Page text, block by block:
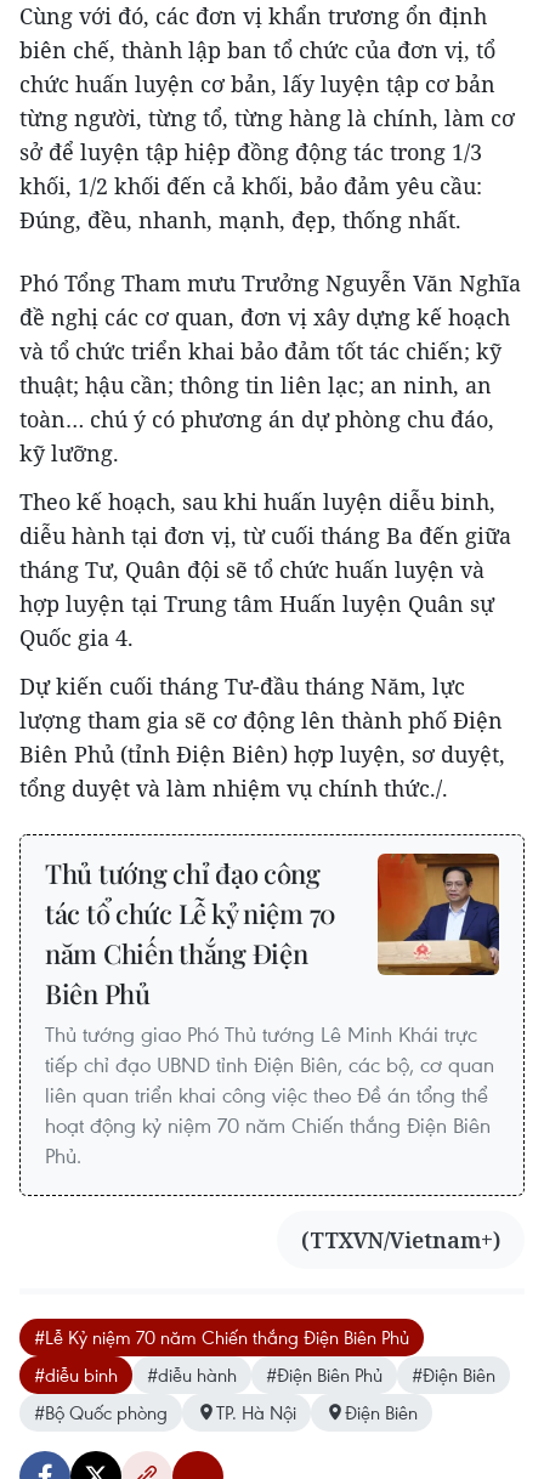
Cùng với đó, các đơn vị khẩn trương ổn định
biên chế, thành lập ban tổ chức của đơn vị, tổ
chức huấn luyện cơ bản, lấy luyện tập cơ bản
từng người, từng tổ, từng hàng là chính, làm cơ
sở để luyện tập hiệp đồng động tác trong 1/3
khối, 1/2 khối đến cả khối, bảo đảm yêu cầu:
Đúng, đều, nhanh, mạnh, đẹp, thống nhất.
Phó Tổng Tham mưu Trưởng Nguyễn Văn Nghĩa
đề nghị các cơ quan, đơn vị xây dựng kế hoạch
và tổ chức triển khai bảo đảm tốt tác chiến; kỹ
thuật; hậu cần; thông tin liên lạc; an ninh, an
toàn… chú ý có phương án dự phòng chu đáo,
kỹ lưỡng.
Theo kế hoạch, sau khi huấn luyện diễu binh,
diễu hành tại đơn vị, từ cuối tháng Ba đến giữa
tháng Tư, Quân đội sẽ tổ chức huấn luyện và
hợp luyện tại Trung tâm Huấn luyện Quân sự
Quốc gia 4.
Dự kiến cuối tháng Tư-đầu tháng Năm, lực
lượng tham gia sẽ cơ động lên thành phố Điện
Biên Phủ (tỉnh Điện Biên) hợp luyện, sơ duyệt,
tổng duyệt và làm nhiệm vụ chính thức./.
Thủ tướng chỉ đạo công
tác tổ chức Lễ kỷ niệm 70
năm Chiến thắng Điện
Biên Phủ
Thủ tướng giao Phó Thủ tướng Lê Minh Khái trực
tiếp chỉ đạo UBND tỉnh Điện Biên, các bộ, cơ quan
liên quan triển khai công việc theo Đề án tổng thể
hoạt động kỷ niệm 70 năm Chiến thắng Điện Biên
Phủ.
(TTXVN/Vietnam+)
#Lễ Kỷ niệm 70 năm Chiến thắng Điện Biên Phủ
#diễu binh
#diễu hành #Điện Biên Phủ
#Điện Biên
#Bộ Quốc phòng
TP. Hà Nội Điện Biên